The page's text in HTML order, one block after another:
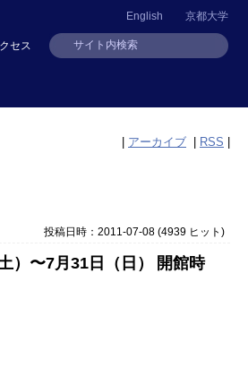
京都大学
English
セス
| アーカイブ | RSS |
投稿日時：2011-07-08(4939 ヒット )
〜7月31日（日）
開館時